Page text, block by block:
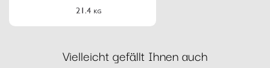
Vielleicht gefällt Ihnen auch